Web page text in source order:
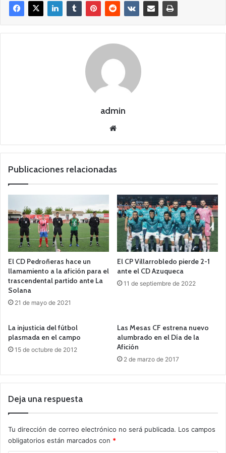
admin
we
Publicaciones relacionadas
El CD Pedroñeras hace un
llamamiento a la afición para el
trascendental partido ante La
Solana
21 de mayo de 2021
El CP Villarrobledo pierde 2-1
ante el CD Azuqueca
11 de septiembre de 2022
La injusticia del fútbol
plasmada en el campo
15 de octubre de 2012
Las Mesas CF estrena nuevo
alumbrado en el Día de la
Afición
2 de marzo de 2017
Deja una respuesta
Tu dirección de correo electrónico no será publicada. Los campos
obligatorios están marcados con *